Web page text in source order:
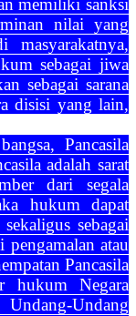
nilai yang
sebagai jiwa
sebagai sarana
disisi yang lain,
Pancasila
adalah sarat
dari segala
hukum dapat
sebagai
pengamalan atau
Pancasila
hukum Negara
Undang